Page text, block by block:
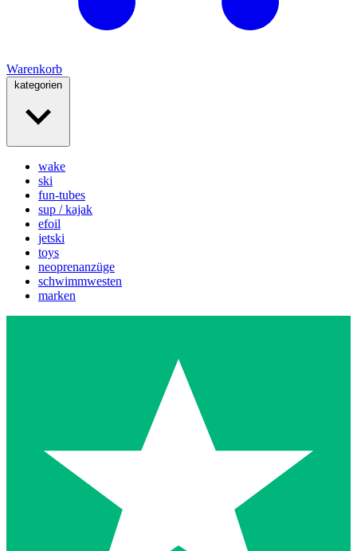
Warenkorb
kategorien
wake
ski
fun-tubes
sup / kajak
efoil
jetski
toys
neoprenanzüge
schwimmwesten
marken